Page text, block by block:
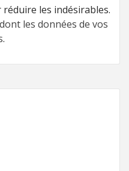
les indésirables.
les données de vos
.